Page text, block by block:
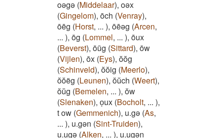
oəgə (Middelaar), oəx
(Gingelom), ōch (Venray),
ōēg (Horst, ... ), ōēəg (Arcen,
... ), ōg (Lommel, ... ), ōux
(Beverst), ōūg (Sittard), ōw
(Vijlen), ōx (Eys), ŏŏg
(Schinveld), ŏŏig (Meerlo),
ŏŏëg (Leunen), ŏŭch (Weert),
ŏŭg (Bemelen, ... ), ŏw
(Slenaken), oͅux (Bocholt, ... ),
t ow (Gemmenich), u.gə (As,
... ), u.gən (Sint-Truiden),
u.ugə (Alken, ... ), u.ugən